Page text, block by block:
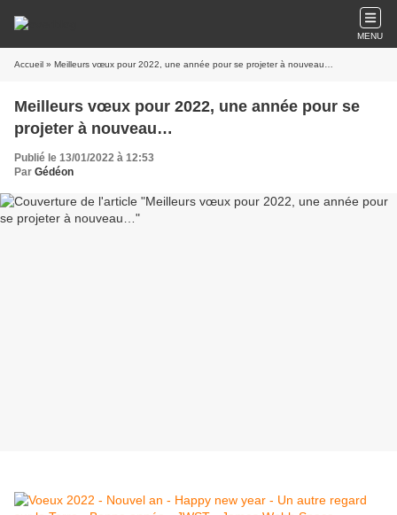
MENU
Accueil » Meilleurs vœux pour 2022, une année pour se projeter à nouveau…
Meilleurs vœux pour 2022, une année pour se
projeter à nouveau…
Publié le 13/01/2022 à 12:53
Par Gédéon